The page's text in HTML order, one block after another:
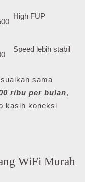
High FUP
Speed lebih stabil
sama
ribu per bulan,
kasih koneksi
WiFi Murah